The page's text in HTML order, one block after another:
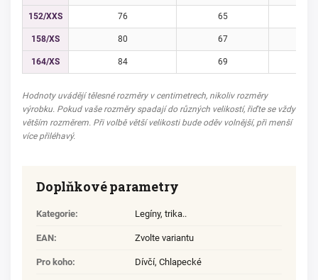
152/XXS 76 65
158/XS 80 67
164/XS 84 69
Hodnoty uvádějí tělesné rozměry v centimetrech, nikoliv rozměry
výrobku. Pokud vaše rozměry spadají do různých velikostí, řiďte se vždy
větším rozměrem. Při volbě větší velikosti bude oděv volnější, při menší
více přiléhavý.
Doplňkové parametry
Kategorie: Legíny, trika..
EAN: Zvolte variantu
Pro koho: Dívčí, Chlapecké